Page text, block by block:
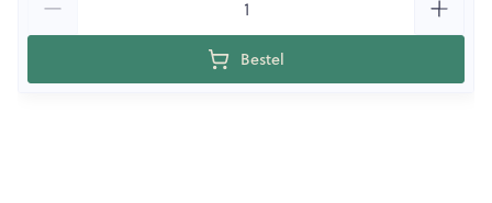
Bestel